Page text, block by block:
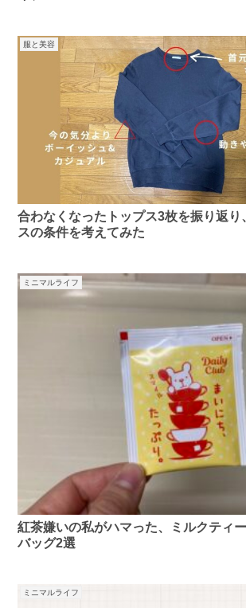
服と美容
合わなくなったトップス3枚を振り返り
スの条件を考えてみた
ミニマルライフ
紅茶嫌いの私がハマった、ミルクティ
バッグ2選
ミニマルライフ